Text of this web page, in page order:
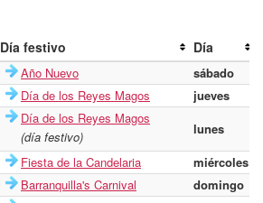
Día festivo Día
Año Nuevo
sábado
Día de los Reyes Magos
jueves
Día de los Reyes Magos
(día festivo)
lunes
Fiesta de la Candelaria
miércoles
Barranquilla's Carnival
domingo